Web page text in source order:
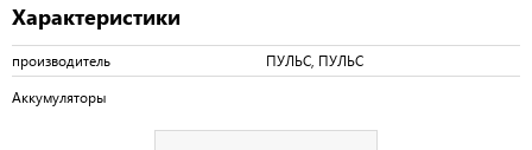
Характеристики
производитель ПУЛЬС, ПУЛЬС
Аккумуляторы